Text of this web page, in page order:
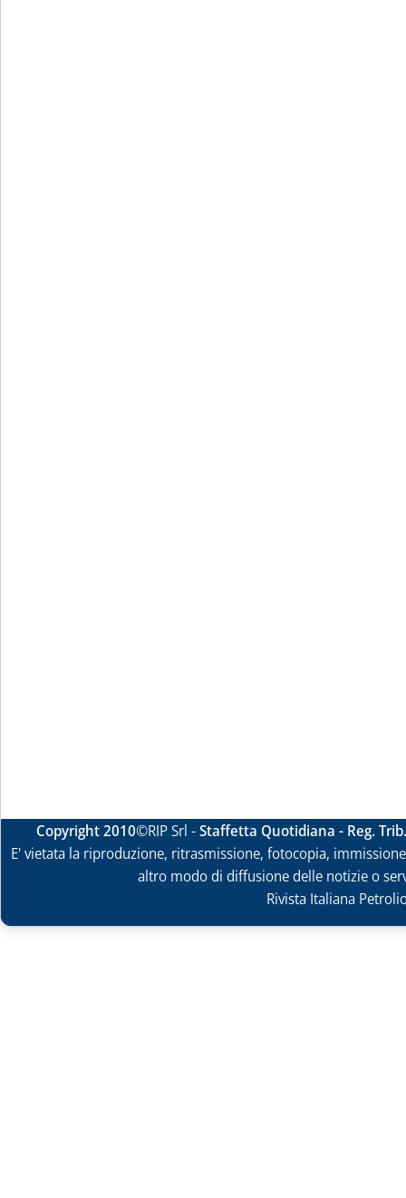
Copyright 2010©RIP Srl -Staffetta Quotidiana - Reg.
E' vietata la riproduzione, ritrasmissione, fotocopia,
altro modo di diffusione delle notizie o
Rivista Italiana